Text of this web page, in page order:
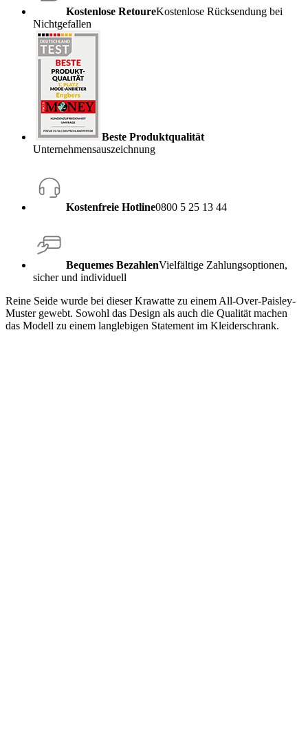
Kostenlose RetoureKostenlose Rücksendung bei
Nichtgefallen
Beste Produktqualität
Unternehmensauszeichnung
Kostenfreie Hotline0800 5 25 13 44
Bequemes BezahlenVielfältige Zahlungsoptionen,
sicher und individuell
Reine Seide wurde bei dieser Krawatte zu einem All-Over-Paisley-
Muster gewebt. Sowohl das Design als auch die Qualität machen
das Modell zu einem langlebigen Statement im Kleiderschrank.